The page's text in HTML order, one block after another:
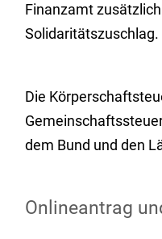
Finanzamt
Solidaritätszuschlag.
Die
dem Bund und den
Onlineantrag